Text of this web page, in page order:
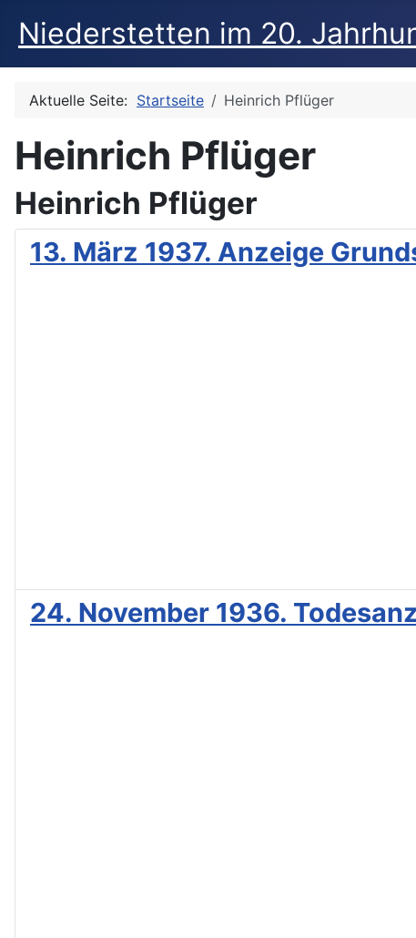
Niederstetten im 20.
Aktuelle Seite: Startseite Heinrich Pflüger
Heinrich Pflüger
Heinrich Pflüger
13. März 1937. Anzeige
24. November 1936.